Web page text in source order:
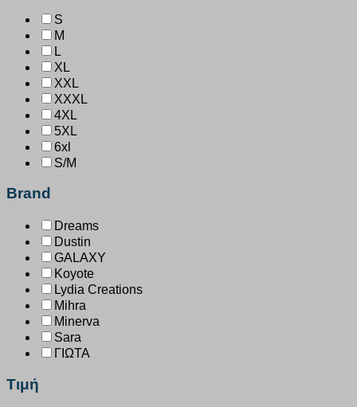
S
M
L
XL
XXL
XXXL
4XL
5XL
6xl
S/M
Brand
Dreams
Dustin
GALAXY
Koyote
Lydia Creations
Mihra
Minerva
Sara
ΓΙΩΤΑ
Τιμή